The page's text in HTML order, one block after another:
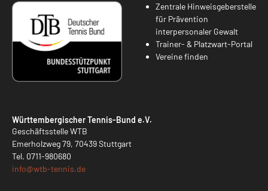
Zentrale Hinweisgeberstelle
für Prävention
interpersonaler Gewalt
Trainer- & Platzwart-Portal
Vereine finden
Württembergischer Tennis-Bund e.V.
Geschäftsstelle WTB
Emerholzweg 79, 70439 Stuttgart
Tel. 0711-980680
info@wtb-tennis.de